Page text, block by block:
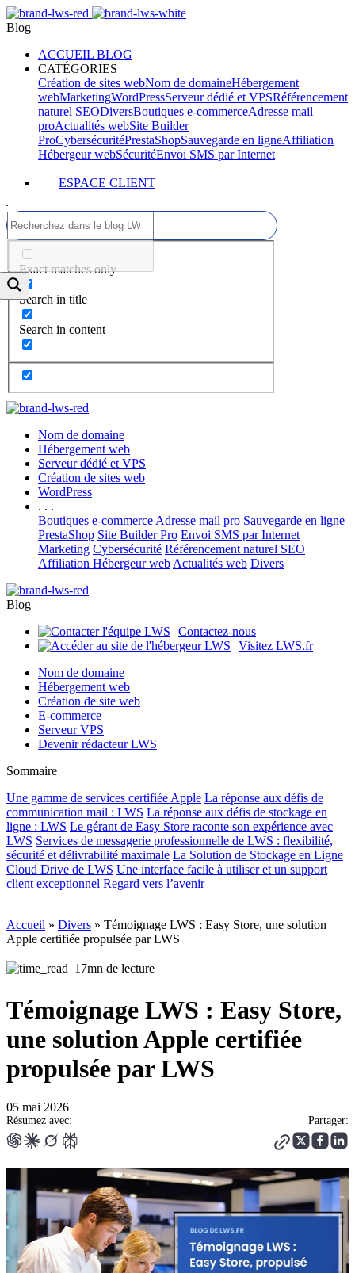
Blog
ACCUEIL BLOG
CATÉGORIES
Création de sites webNom de domaineHébergement
webMarketingWordPressServeur dédié et VPSRéférencement
naturel SEODiversBoutiques e-commerceAdresse mail
proActualités webSite Builder
ProCybersécuritéPrestaShopSauvegarde en ligneAffiliation
Hébergeur webSécuritéEnvoi SMS par Internet
ESPACE CLIENT
Exact matches only
Search in title
Search in content
Nom de domaine
Hébergement web
Serveur dédié et VPS
Création de sites web
WordPress
. . .
Boutiques e-commerce Adresse mail pro Sauvegarde en ligne
PrestaShop Site Builder Pro Envoi SMS par Internet
Marketing Cybersécurité Référencement naturel SEO
Affiliation Hébergeur web Actualités web Divers
Blog
Contactez-nous
Visitez LWS.fr
Nom de domaine
Hébergement web
Création de site web
E-commerce
Serveur VPS
Devenir rédacteur LWS
Sommaire
Une gamme de services certifiée Apple La réponse aux défis de
communication mail : LWS La réponse aux défis de stockage en
ligne : LWS Le gérant de Easy Store raconte son expérience avec
LWS Services de messagerie professionnelle de LWS : flexibilité,
sécurité et délivrabilité maximale La Solution de Stockage en Ligne
Cloud Drive de LWS Une interface facile à utiliser et un support
client exceptionnel Regard vers l’avenir
Accueil » Divers » Témoignage LWS : Easy Store, une solution
Apple certifiée propulsée par LWS
17mn de lecture
Témoignage LWS : Easy Store,
une solution Apple certifiée
propulsée par LWS
05 mai 2026
Résumez avec: Partager: